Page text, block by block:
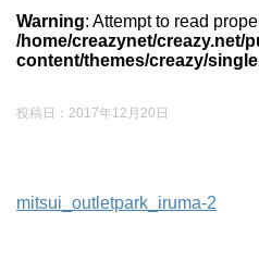
Warning: Attempt to read
/home/creazynet/creazy.net/
content/themes/creazy/
投稿日： 2017年12月20日
mitsui_outletpark_iruma-2